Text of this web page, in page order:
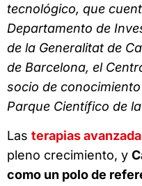
tecnológico, que
Departamento de
de la Generalitat de
de Barcelona, el
socio de
Parque Científico de
Las terapias
pleno crecimiento, y
como un polo de